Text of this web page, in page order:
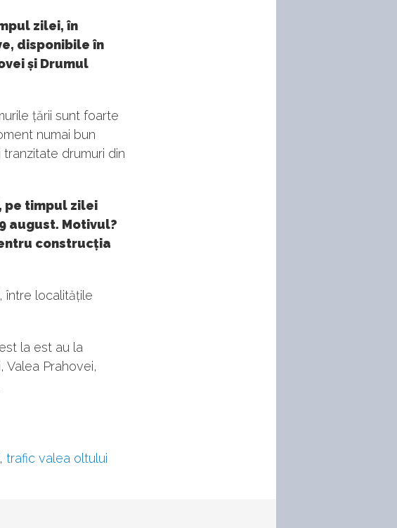
zilei, în
disponibile în
și Drumul
țării sunt foarte
numai bun
drumuri din
pe timpul zilei
august. Motivul?
construcția
între localitățile
la est au la
Valea Prahovei,
, trafic valea oltului